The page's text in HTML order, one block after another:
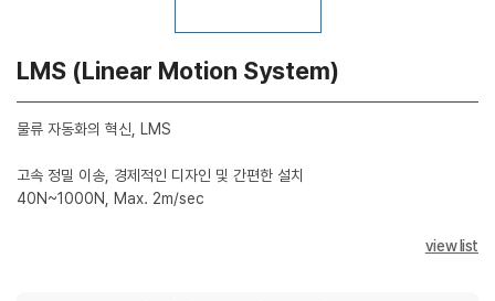
LMS (Linear Motion System)
물류 자동화의 혁신, LMS
고속 정밀 이송, 경제적인 디자인 및 간편한 설치
40N~1000N, Max. 2m/sec
view list